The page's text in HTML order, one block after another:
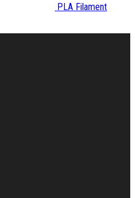
PLA Filament